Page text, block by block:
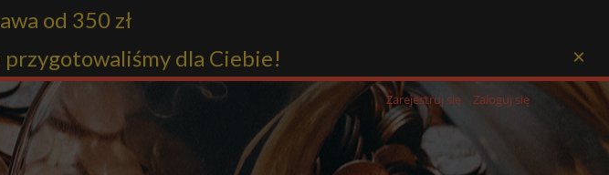
od 350 zł
dla Ciebie!
×
Zarejestruj się Zaloguj się